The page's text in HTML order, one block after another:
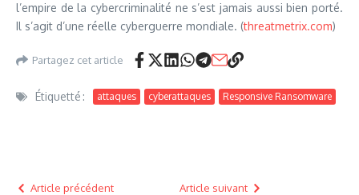
l’empire de la cybercriminalité ne s’est jamais aussi bien porté.
Il s’agit d’une réelle cyberguerre mondiale. (threatmetrix.com)
Partagez cet article
Étiquetté : attaques cyberattaques Responsive Ransomware
Article précédent Article suivant